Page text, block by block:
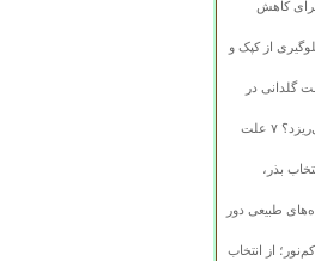
برای کاهش
از کپک و
گلدانی در
چرا برگ‌های فیکوس الاستیکا می‌ریزد؟ ۷ علت
بذر،
طبیعی دور
از انتخاب